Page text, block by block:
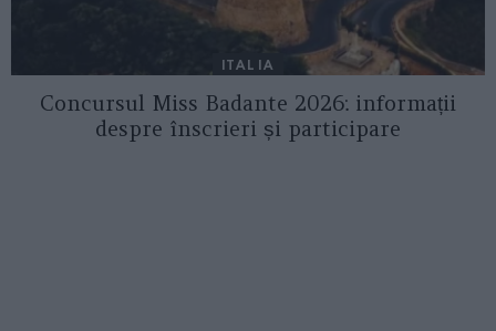
ITALIA
Concursul Miss Badante 2026: informații
despre înscrieri și participare